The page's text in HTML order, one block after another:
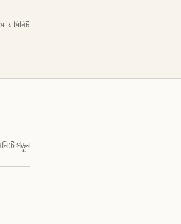
· ১ মিনিট
পড়ুন